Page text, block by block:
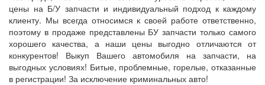
цены на Б/У запчасти и индивидуальный подход к каждому
клиенту. Мы всегда относимся к своей работе ответственно,
поэтому в продаже представлены БУ запчасти только самого
хорошего качества, а наши цены выгодно отличаются от
конкурентов! Выкуп Вашего автомобиля на запчасти, на
выгодных условиях! Битые, проблемные, горелые, отказанные
в регистрации! За исключение криминальных авто!